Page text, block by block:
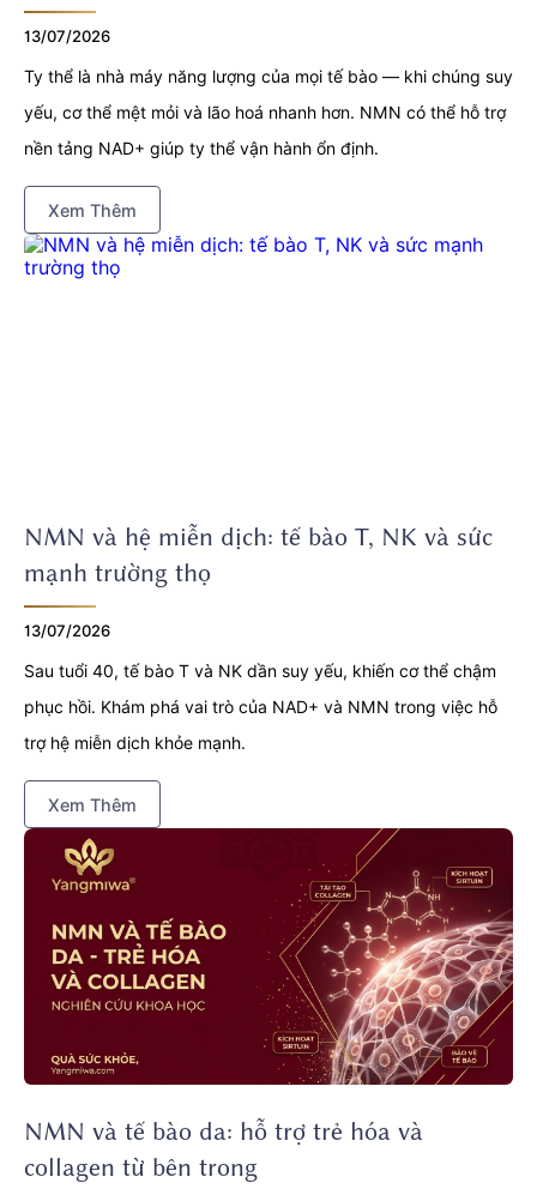
13/07/2026
Ty thể là nhà máy năng lượng của mọi tế bào — khi chúng suy
yếu, cơ thể mệt mỏi và lão hoá nhanh hơn. NMN có thể hỗ trợ
nền tảng NAD+ giúp ty thể vận hành ổn định.
Xem Thêm
NMN và hệ miễn dịch: tế bào T, NK và sức
mạnh trường thọ
13/07/2026
Sau tuổi 40, tế bào T và NK dần suy yếu, khiến cơ thể chậm
phục hồi. Khám phá vai trò của NAD+ và NMN trong việc hỗ
trợ hệ miễn dịch khỏe mạnh.
Xem Thêm
NMN và tế bào da: hỗ trợ trẻ hóa và
collagen từ bên trong